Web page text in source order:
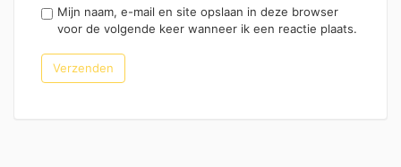
Mijn naam, e-mail en site opslaan in deze browser
voor de volgende keer wanneer ik een reactie plaats.